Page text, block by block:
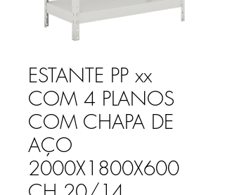
ESTANTE PP xx
COM 4 PLANOS
COM CHAPA DE
AÇO
2000X1800X600